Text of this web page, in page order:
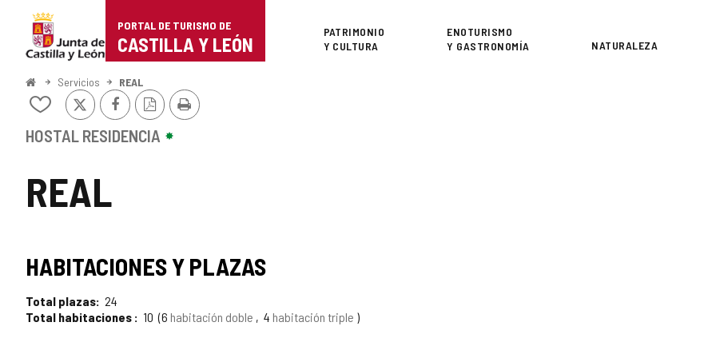
Portal
de
Turismo
Castilla
León
PORTAL DE TURISMO DE
CASTILLA Y LEÓN
Superior
PATRIMONIO
Y CULTURA
ENOTURISMO
Y GASTRONOMÍA
NATURALEZA
InicioServicios REAL
REAL
Añadir/quitar
mis
X FacebookVersión
PDF
Imprimir
HOSTAL RESIDENCIA
HABITACIONES Y PLAZAS
Total plazas 24
Total habitaciones
10 6 habitación doble 4 habitación triple